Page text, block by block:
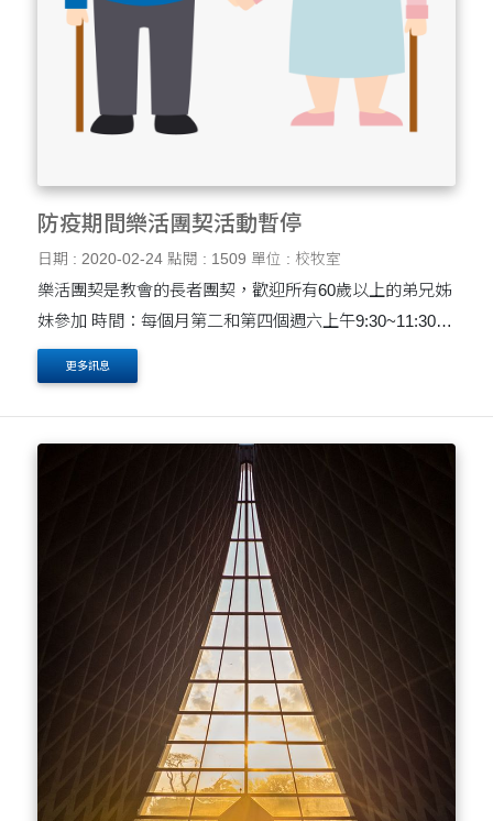
防疫期間樂活團契活動暫停
日期 : 2020-02-24 點閱 : 1509 單位 : 校牧室
樂活團契是教會的長者團契，歡迎所有60歲以上的弟兄姊
妹參加 時間：每個月第二和第四個週六上午9:30~11:30
地點：學生福音中心聚會廳 內容：詩歌敬拜、經文短講、
專題講座(聖經講座、健康講座及生活講座)、 &....
更多訊息